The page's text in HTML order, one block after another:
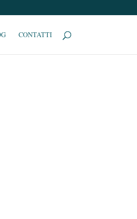
CONTATTI